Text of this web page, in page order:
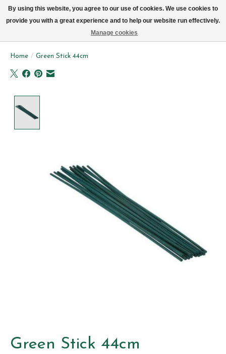
Home / Green Stick 44cm
Green Stick 44cm
By using this website, you agree to our use of cookies. We use cookies to
provide you with a great experience and to help our website run effectively.
Manage cookies